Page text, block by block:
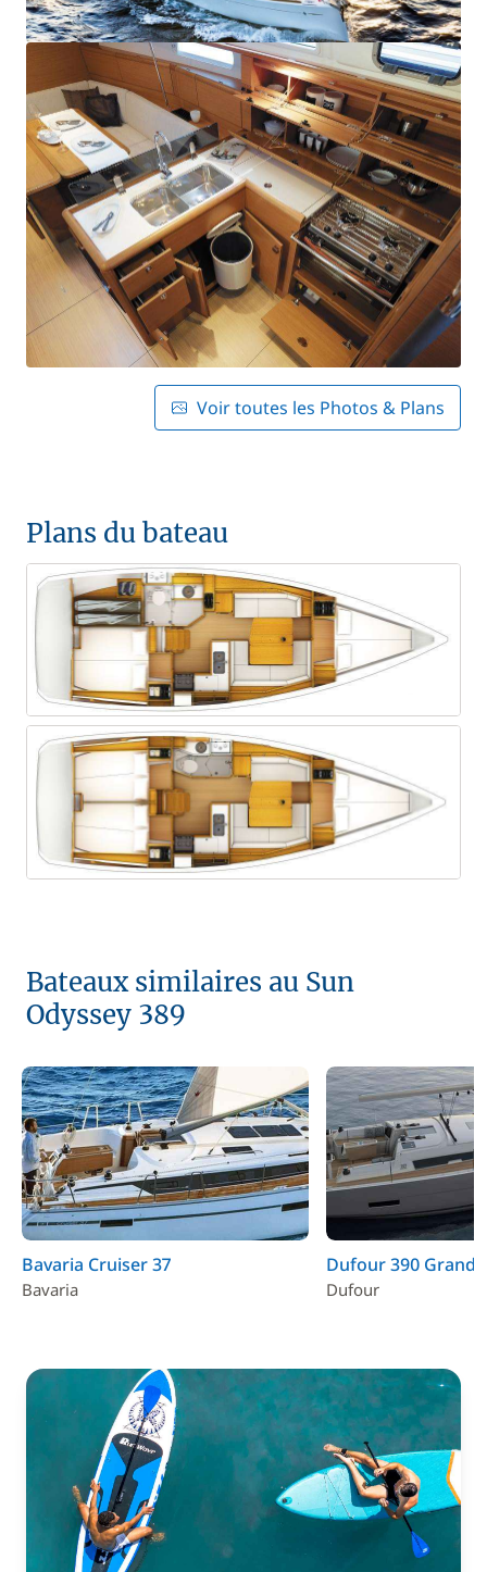
Voir toutes les Photos & Plans
Plans du bateau
Bateaux similaires au Sun
Odyssey 389
Bavaria Cruiser 37
Bavaria
Dufour 390 Grand
Dufour